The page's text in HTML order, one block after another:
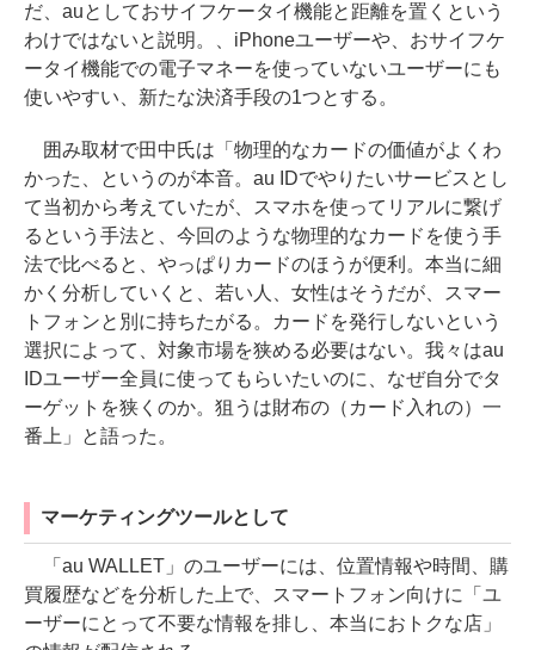
だ、auとしておサイフケータイ機能と距離を置くという
わけではないと説明。、iPhoneユーザーや、おサイフケ
ータイ機能での電子マネーを使っていないユーザーにも
使いやすい、新たな決済手段の1つとする。
囲み取材で田中氏は「物理的なカードの価値がよくわ
かった、というのが本音。au IDでやりたいサービスとし
て当初から考えていたが、スマホを使ってリアルに繋げ
るという手法と、今回のような物理的なカードを使う手
法で比べると、やっぱりカードのほうが便利。本当に細
かく分析していくと、若い人、女性はそうだが、スマー
トフォンと別に持ちたがる。カードを発行しないという
選択によって、対象市場を狭める必要はない。我々はau
IDユーザー全員に使ってもらいたいのに、なぜ自分でタ
ーゲットを狭くのか。狙うは財布の（カード入れの）一
番上」と語った。
マーケティングツールとして
「au WALLET」のユーザーには、位置情報や時間、購
買履歴などを分析した上で、スマートフォン向けに「ユ
ーザーにとって不要な情報を排し、本当におトクな店」